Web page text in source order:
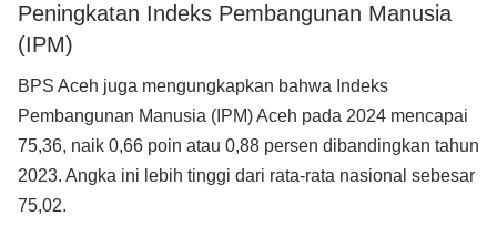
Peningkatan Indeks Pembangunan Manusia
(IPM)
BPS Aceh juga mengungkapkan bahwa Indeks
Pembangunan Manusia (IPM) Aceh pada 2024 mencapai
75,36, naik 0,66 poin atau 0,88 persen dibandingkan tahun
2023. Angka ini lebih tinggi dari rata-rata nasional sebesar
75,02.